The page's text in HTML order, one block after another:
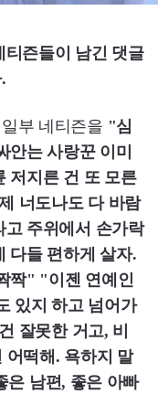
티즌들이 남긴 댓글
부 네티즌을 "심
안는 사랑꾼 이미
저지른 건 또 모른
너도나도 다 바람
고 주위에서 손가락
다들 편하게 살자.
짝" "이젠 연예인
있지 하고 넘어가
잘못한 거고, 비
어떡해. 욕하지 말
은 남편, 좋은 아빠